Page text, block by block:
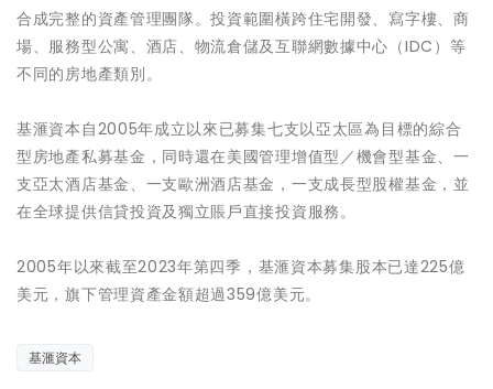
合成完整的資產管理團隊。投資範圍橫跨住宅開發、寫字樓、商
場、服務型公寓、酒店、物流倉儲及互聯網數據中心（IDC）等
不同的房地產類別。
基滙資本自2005年成立以來已募集七支以亞太區為目標的綜合
型房地產私募基金，同時還在美國管理增值型／機會型基金、一
支亞太酒店基金、一支歐洲酒店基金，一支成長型股權基金，並
在全球提供信貸投資及獨立賬戶直接投資服務。
2005年以來截至2023年第四季，基滙資本募集股本已達225億
美元，旗下管理資產金額超過359億美元。
基滙資本